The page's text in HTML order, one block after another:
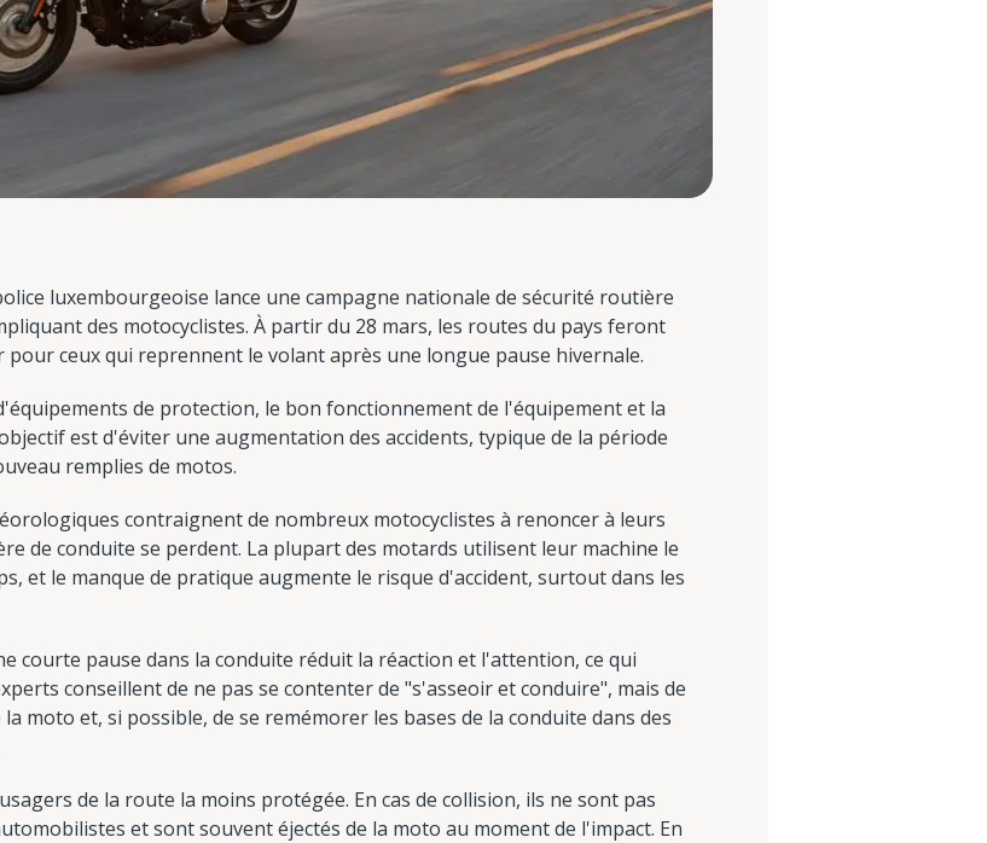
luxembourgeoise lance une campagne nationale de sécurité routière
des motocyclistes. À partir du 28 mars, les routes du pays feront
ceux qui reprennent le volant après une longue pause hivernale.
de protection, le bon fonctionnement de l'équipement et la
est d'éviter une augmentation des accidents, typique de la période
remplies de motos.
contraignent de nombreux motocyclistes à renoncer à leurs
de conduite se perdent. La plupart des motards utilisent leur machine le
et le manque de pratique augmente le risque d'accident, surtout dans les
courte pause dans la conduite réduit la réaction et l'attention, ce qui
conseillent de ne pas se contenter de "s'asseoir et conduire", mais de
moto et, si possible, de se remémorer les bases de la conduite dans des
de la route la moins protégée. En cas de collision, ils ne sont pas
et sont souvent éjectés de la moto au moment de l'impact. En